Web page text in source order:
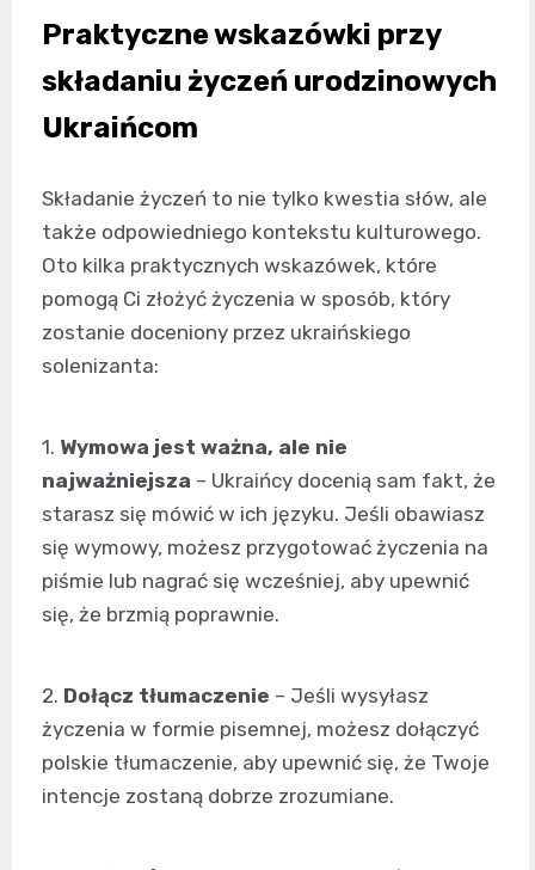
Praktyczne wskazówki przy
składaniu życzeń urodzinowych
Ukraińcom
Składanie życzeń to nie tylko kwestia słów, ale
także odpowiedniego kontekstu kulturowego.
Oto kilka praktycznych wskazówek, które
pomogą Ci złożyć życzenia w sposób, który
zostanie doceniony przez ukraińskiego
solenizanta:
1. Wymowa jest ważna, ale nie
najważniejsza – Ukraińcy docenią sam fakt, że
starasz się mówić w ich języku. Jeśli obawiasz
się wymowy, możesz przygotować życzenia na
piśmie lub nagrać się wcześniej, aby upewnić
się, że brzmią poprawnie.
2. Dołącz tłumaczenie – Jeśli wysyłasz
życzenia w formie pisemnej, możesz dołączyć
polskie tłumaczenie, aby upewnić się, że Twoje
intencje zostaną dobrze zrozumiane.